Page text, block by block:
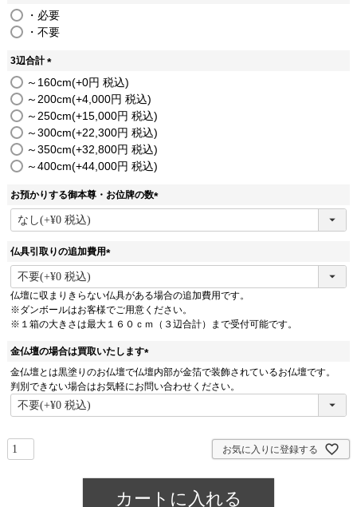
・必要
・不要
3辺合計
(
須
)
～160cm +0
税込
～200cm +4,000
税込
～250cm +15,000
税込
～300cm +22,300
税込
～350cm +32,800
税込
～400cm +44,000 税込
お預かりする御本尊・お位牌の数
(
仏具引取りの追加費用
(
須
)
仏壇に収まりきらない仏具がある場合の追加費用です。
※ダンボールはお客様でご用意ください。
※１箱の大きさは最大１６０ｃｍ（３辺合計）まで受付可能です。
金仏壇の場合は買取いたします
(
必
須
金仏壇とは黒塗りのお仏壇で仏壇内部が金箔で装飾されているお仏壇です。
判別できない場合はお気軽にお問い合わせください。
お気に入りに登録する
カートに入れる